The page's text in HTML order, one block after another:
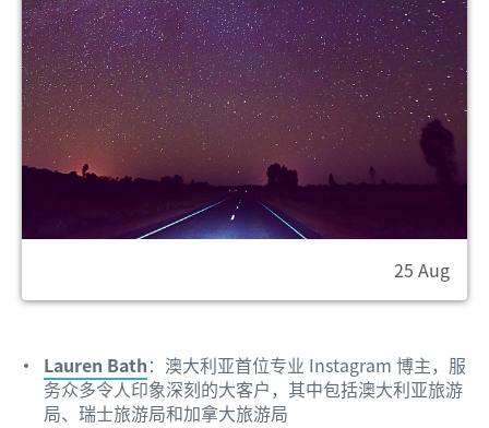
25 Aug
Lauren Bath：澳大利亚首位专业 Instagram 博主，服
务众多令人印象深刻的大客户，其中包括澳大利亚旅游
局、瑞士旅游局和加拿大旅游局